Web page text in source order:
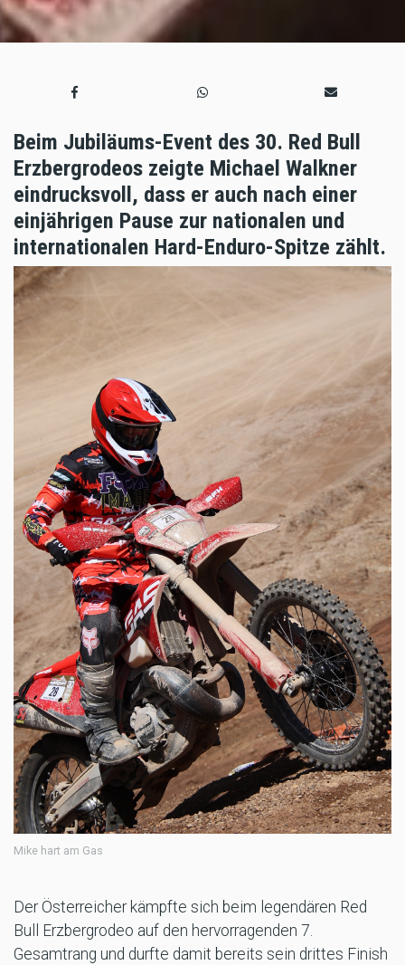
Beim Jubiläums-Event des 30. Red Bull
Erzbergrodeos zeigte Michael Walkner
eindrucksvoll, dass er auch nach einer
einjährigen Pause zur nationalen und
internationalen Hard-Enduro-Spitze zählt.
Mike hart am Gas
Der Österreicher kämpfte sich beim legendären Red
Bull Erzbergrodeo auf den hervorragenden 7.
Gesamtrang und durfte damit bereits sein drittes Finish